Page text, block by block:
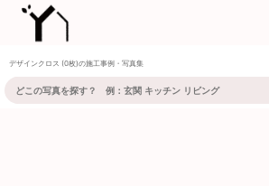
デザインクロス (0枚)の施工事例・写真集